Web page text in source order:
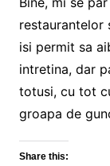
restaurantelor
isi permit sa
intretina, dar
totusi, cu tot
groapa de
Share this: